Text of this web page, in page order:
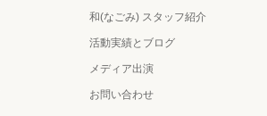
和(なごみ) スタッフ紹介
活動実績とブログ
メディア出演
お問い合わせ